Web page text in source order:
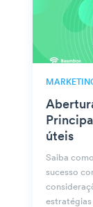
úteis
Saiba
sucesso